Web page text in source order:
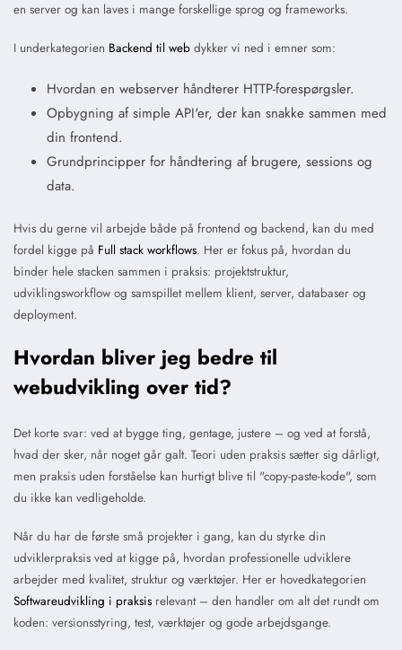
en server og kan laves i mange forskellige sprog og frameworks.
I underkategorien Backend til web dykker vi ned i emner som:
Hvordan en webserver håndterer HTTP-forespørgsler.
Opbygning af simple API'er, der kan snakke sammen med
din frontend.
Grundprincipper for håndtering af brugere, sessions og
data.
Hvis du gerne vil arbejde både på frontend og backend, kan du med
fordel kigge på Full stack workflows. Her er fokus på, hvordan du
binder hele stacken sammen i praksis: projektstruktur,
udviklingsworkflow og samspillet mellem klient, server, databaser og
deployment.
Hvordan bliver jeg bedre til
webudvikling over tid?
Det korte svar: ved at bygge ting, gentage, justere – og ved at forstå,
hvad der sker, når noget går galt. Teori uden praksis sætter sig dårligt,
men praksis uden forståelse kan hurtigt blive til "copy-paste-kode", som
du ikke kan vedligeholde.
Når du har de første små projekter i gang, kan du styrke din
udviklerpraksis ved at kigge på, hvordan professionelle udviklere
arbejder med kvalitet, struktur og værktøjer. Her er hovedkategorien
Softwareudvikling i praksis relevant – den handler om alt det rundt om
koden: versionsstyring, test, værktøjer og gode arbejdsgange.